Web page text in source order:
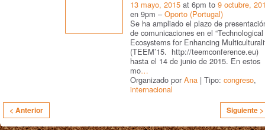
13 mayo, 2015 at 6pm to 9 octubre,
en 9pm – Oporto (Portugal)
Se ha ampliado el plazo de
de comunicaciones en el “Technological
Ecosystems for Enhancing
(TEEM’15. http://teemconference.eu)
hasta el 14 de junio de 2015. En estos
mo…
Organizado por Ana | Tipo: congreso,
internacional
< Anterior Siguiente >